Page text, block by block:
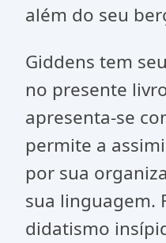
além do seu
Giddens tem
no presente
apresenta-se
permite a
por sua
sua linguagem.
didatismo